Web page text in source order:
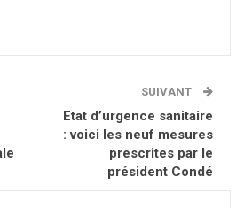
SUIVANT
Etat d’urgence sanitaire
: voici les neuf mesures
prescrites par le
président Condé